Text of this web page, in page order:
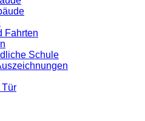
Fahrten
Schule
Tür